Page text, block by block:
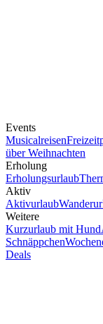
Events
Musicalreisen
über Weihnachten
Erholung
Erholungsurlaub
Aktiv
Aktivurlaub
Weitere
Kurzurlaub mit Hund
Schnäppchen
Deals